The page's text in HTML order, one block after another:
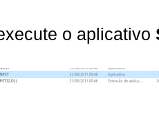
o aplicativo